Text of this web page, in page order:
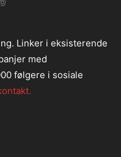
Linker i eksisterende
med
følgere i sosiale